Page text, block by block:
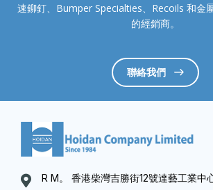
速鉚釘、Bumper Specialties、Recoils 和金
的經銷商。
聯絡我們
R M。 香港柴灣吉勝街12號達藝工業中